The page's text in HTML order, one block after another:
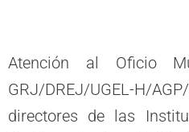
Atención al Oficio
GRJ/DREJ/UGEL-H/
directores de las